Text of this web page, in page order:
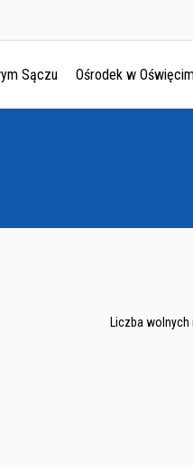
Sączu Ośrodek w
Liczba